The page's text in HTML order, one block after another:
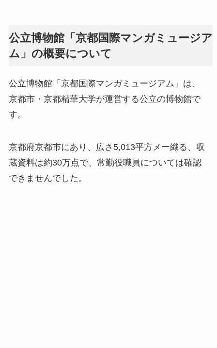
公立博物館「京都国際マンガミュージア
ム」の概要について
公立博物館「京都国際マンガミュージアム」は、
京都市・京都精華大学が運営する公立の博物館で
す。
京都府京都市にあり、広さ5,013平方メー織る、収
蔵資料は約30万点で、常勤役職員については確認
できませんでした。